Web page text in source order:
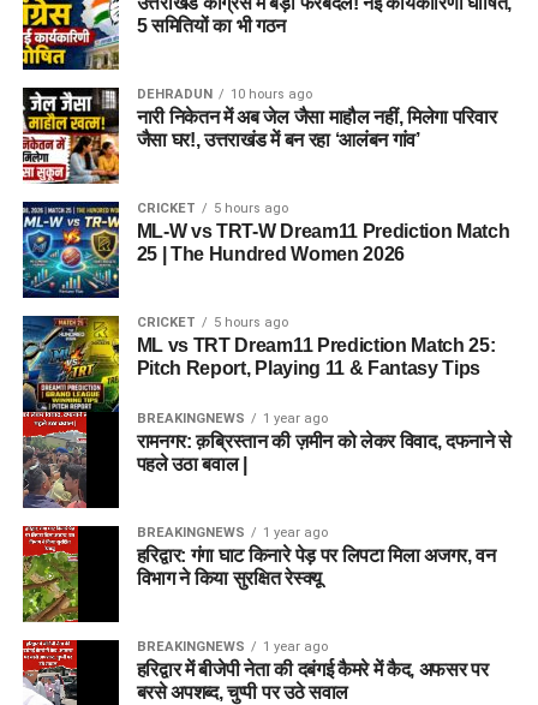
5 समितियों का भी गठन
DEHRADUN 10 hours ago
नारी निकेतन में अब जेल जैसा माहौल नहीं, मिलेगा परिवार
जैसा घर!, उत्तराखंड में बन रहा ‘आलंबन गांव’
CRICKET 5 hours ago
ML-W vs TRT-W Dream11 Prediction Match
25 | The Hundred Women 2026
CRICKET 5 hours ago
ML vs TRT Dream11 Prediction Match 25:
Pitch Report, Playing 11 & Fantasy Tips
BREAKINGNEWS 1 year ago
रामनगर: क़ब्रिस्तान की ज़मीन को लेकर विवाद, दफनाने से
पहले उठा बवाल |
BREAKINGNEWS 1 year ago
हरिद्वार: गंगा घाट किनारे पेड़ पर लिपटा मिला अजगर, वन
विभाग ने किया सुरक्षित रेस्क्यू
BREAKINGNEWS 1 year ago
हरिद्वार में बीजेपी नेता की दबंगई कैमरे में कैद, अफसर पर
बरसे अपशब्द, चुप्पी पर उठे सवाल